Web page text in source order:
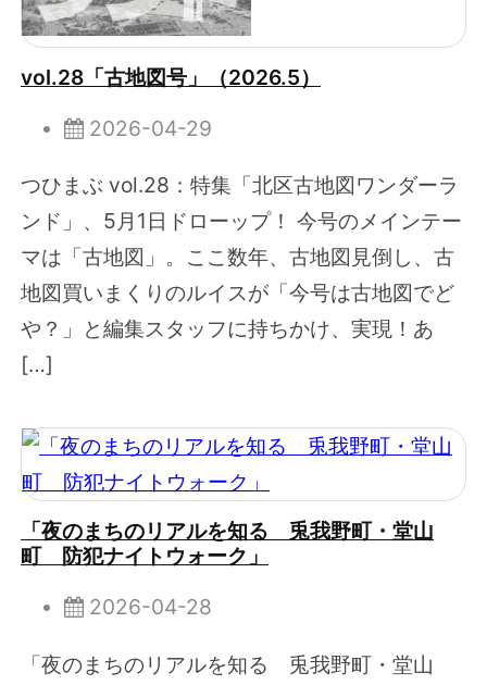
vol.28「古地図号」（2026.5）
2026-04-29
つひまぶ vol.28：特集「北区古地図ワンダーラ
ンド」、5月1日ドローップ！ 今号のメインテー
マは「古地図」。ここ数年、古地図見倒し、古
地図買いまくりのルイスが「今号は古地図でど
や？」と編集スタッフに持ちかけ、実現！あ
[…]
「夜のまちのリアルを知る 兎我野町・堂山
町 防犯ナイトウォーク」
2026-04-28
「夜のまちのリアルを知る 兎我野町・堂山